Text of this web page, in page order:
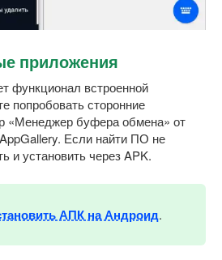
приложения
функционал встроенной
попробовать сторонние
«Менеджер буфера обмена» от
Если найти ПО не
и установить через APK.
АПК на Андроид.